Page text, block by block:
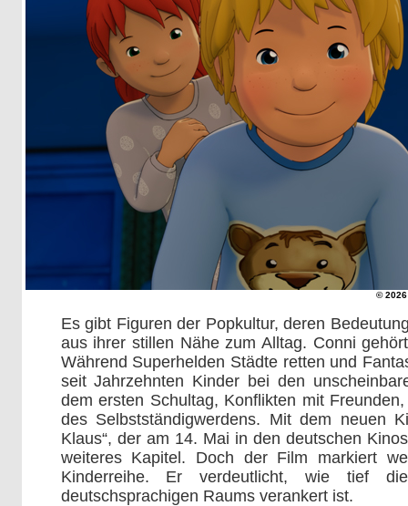
© 2026
Es gibt Figuren der Popkultur, deren
aus ihrer stillen Nähe zum Alltag. Conni
Während Superhelden Städte retten und
seit Jahrzehnten Kinder bei den
dem ersten Schultag, Konflikten mit
des Selbstständigwerdens. Mit dem neuen
Klaus“, der am 14. Mai in den deutschen
weiteres Kapitel. Doch der Film markiert
Kinderreihe. Er verdeutlicht, wie tief
deutschsprachigen Raums verankert ist.